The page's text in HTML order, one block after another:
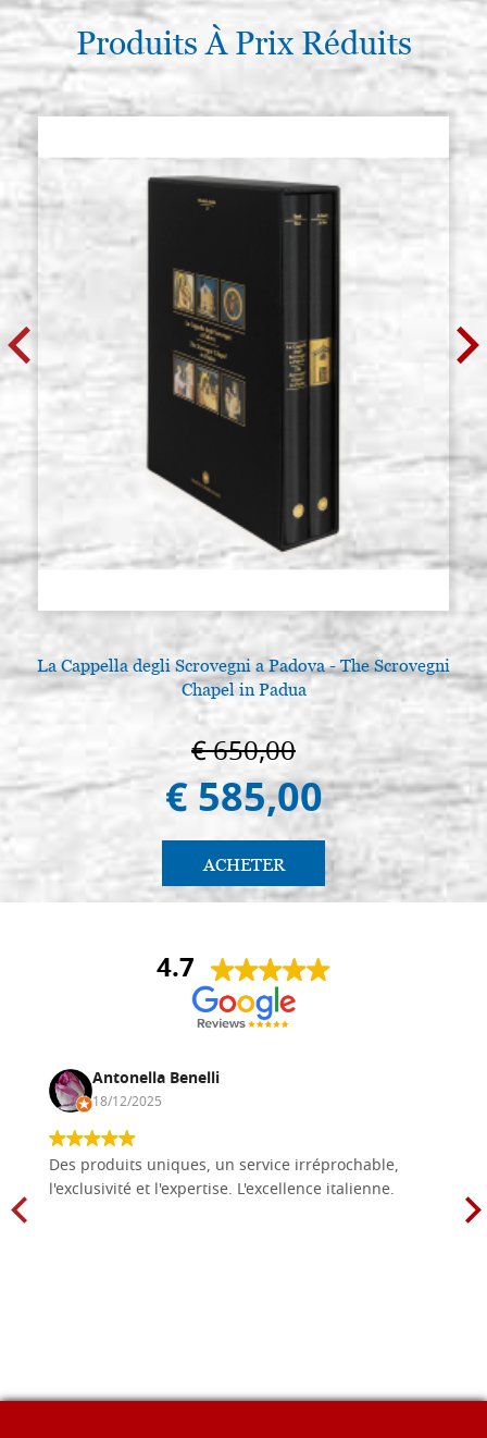
creusée(mesure interne
15x24,5),enduite
€ 45,10 ACHETER
Planche d'icône en tilleul, modèle
R1, mesure 20x50 avec cadre
creusée(mesure interne
Stocker: 0 - COD.
ACHETER
Planche d'icône en tilleul, modèle
R1, mesure 21x35 avec cadre
creusée(mesure interne
17,5x31,3),enduite
Stocker: 0 - COD.
21X35R1
€ 52,50 ACHETER
Planche d'icône en tilleul, modèle
R1, mesure 24x32 avec cadre
creusée(mesure interne
Stocker: 2 - COD.
€ 54,50 ACHETER
Produits À Prix Réduits
La Cappella degli Scrovegni a Padova - The Scrovegni
Chapel in Padua
€ 650,00
€ 585,00
ACHETER
4.7
Antonella Benelli
18/12/2025
Des produits uniques, un service irréprochable,
l'exclusivité et l'expertise. L'excellence italienne.